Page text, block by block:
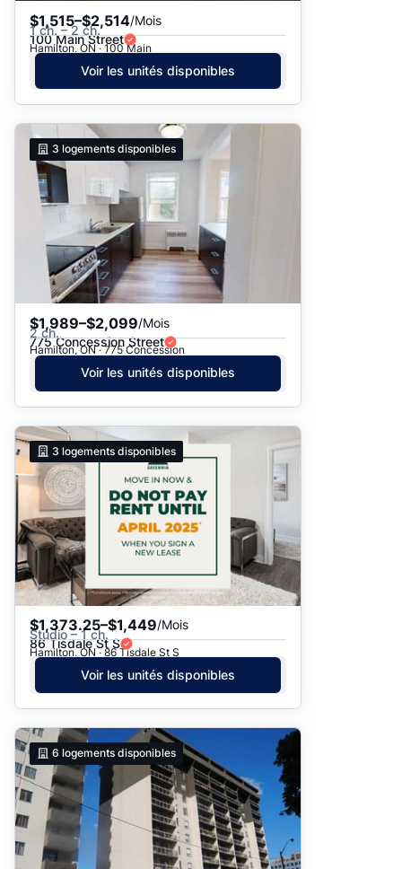
$1,515–$2,514/Mois
1 ch. – 2 ch.
100 Main Street
Hamilton, ON · 100 Main
Voir les unités disponibles
3 logements disponibles
$1,989–$2,099/Mois
2 ch.
775 Concession Street
Hamilton, ON · 775 Concession
Voir les unités disponibles
3 logements disponibles
$1,373.25–$1,449/Mois
Studio – 1 ch.
86 Tisdale St S
Hamilton, ON · 86 Tisdale St S
Voir les unités disponibles
6 logements disponibles